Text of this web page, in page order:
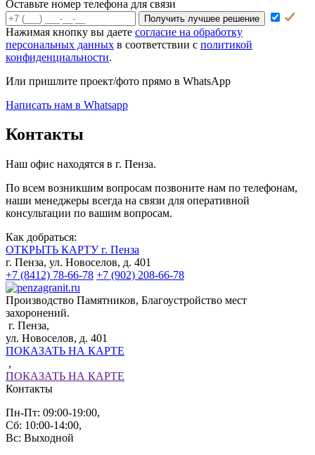
Оставьте номер телефона для связи
Получить лучшее решение
Нажимая кнопку вы даете согласие на обработку
персональных данных в соответствии с политикой
конфиденциальности.
Или пришлите проект/фото прямо в WhatsApp
Написать нам в Whatsapp
Контакты
Наш офис находятся в г. Пенза.
По всем возникшим вопросам позвоните нам по телефонам,
наши менеджеры всегда на связи для оперативной
консультации по вашим вопросам.
Как добраться:
ОТКРЫТЬ КАРТУ г. Пенза
г. Пенза, ул. Новоселов, д. 401
+7 (8412) 78-66-78 +7 (902) 208-66-78
Производство Памятников, Благоустройство мест
захоронений.
г. Пенза,
ул. Новоселов, д. 401
ПОКАЗАТЬ НА КАРТЕ
,
ПОКАЗАТЬ НА КАРТЕ
Контакты
Пн-Пт: 09:00-19:00,
Сб: 10:00-14:00,
Вс: Выходной